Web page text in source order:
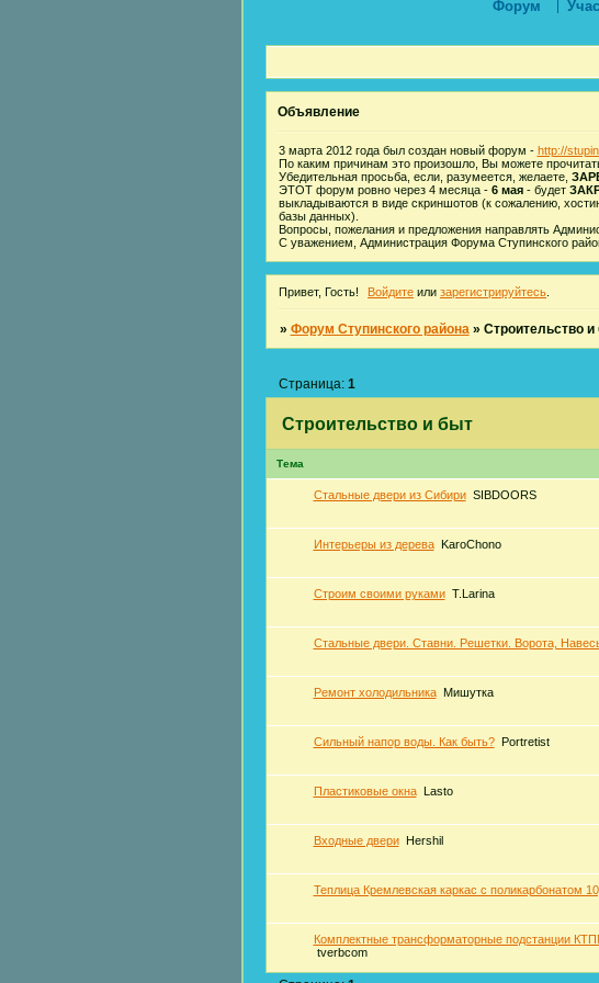
Форум
Объявление
3 марта 2012 года был создан новый форум - http://
По каким причинам это произошло, Вы можете
Убедительная просьба, если, разумеется, желаете,
ЭТОТ форум ровно через 4 месяца - 6 мая- будет
выкладываются в виде скриншотов (к сожалению,
базы данных).
Вопросы, пожелания и предложения направлять
С уважением, Администрация Форума Ступинского
Привет, Гость! Войдите или зарегистрируйтесь
» Форум Ступинского района » Строительство и
Строительство и быт
Страница: 1
Тема
Стальные двери из Сибири SIBDOORS
Интерьеры из дерева KaroChono
Строим своими руками T.Larina
Стальные двери. Ставни. Решетки. Ворота,
Ремонт холодильника Мишутка
Сильный напор воды. Как быть? Portretist
Пластиковые окна Lasto
Входные двери Hershil
Теплица Кремлевская каркас с поликарбонатом
Комплектные трансформаторные подстанции
tverbcom